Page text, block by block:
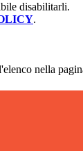
disabilitarli.
.
nella